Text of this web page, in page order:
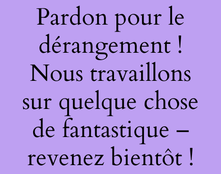
Pardon pour le
dérangement !
Nous travaillons
sur quelque chose
de fantastique –
revenez bientôt !